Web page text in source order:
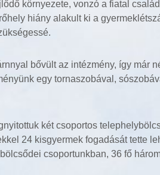
környezete, vonzó a fiatal
hiány alakult ki a
bővült az intézmény, így már
egy tornaszobával,
két csoportos
24 kisgyermek fogadását tette
csoportunkban, 36 fő